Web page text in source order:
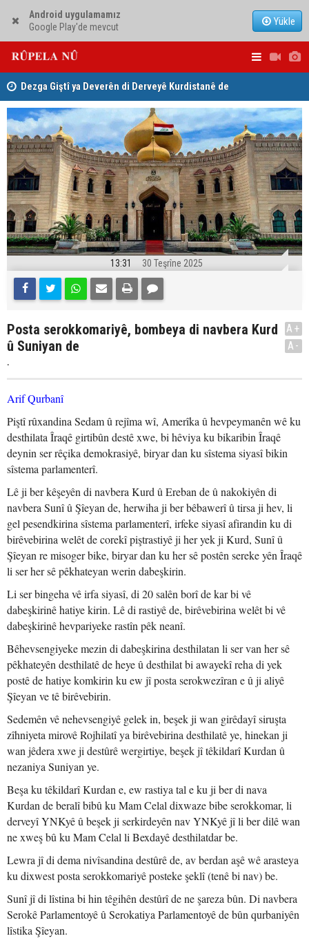
Android uygulamamız
Google Play'de mevcut
Yükle
Dezga Giştî ya Deverên di Derveyê Kurdistanê de
gotinên parêzgere Kerkûkê Muhammed Saman red kir
13:31 30 Teşrîne 2025
Posta serokkomariyê, bombeya di navbera Kurd
û Suniyan de
.
A+
A-
Arif Qurbanî
Piştî rûxandina Sedam û rejîma wî, Amerîka û hevpeymanên wê ku
desthilata Îraqê girtibûn destê xwe, bi hêviya ku bikaribin Îraqê
deynin ser rêçika demokrasiyê, biryar dan ku sîstema siyasî bikin
sîstema parlamenterî.
Lê ji ber kêşeyên di navbera Kurd û Ereban de û nakokiyên di
navbera Sunî û Şîeyan de, herwiha ji ber bêbawerî û tirsa ji hev, li
gel pesendkirina sîstema parlamenterî, irfeke siyasî afirandin ku di
birêvebirina welêt de corekî piştrastiyê ji her yek ji Kurd, Sunî û
Şîeyan re misoger bike, biryar dan ku her sê postên sereke yên Îraqê
li ser her sê pêkhateyan werin dabeşkirin.
Li ser bingeha vê irfa siyasî, di 20 salên borî de kar bi vê
dabeşkirinê hatiye kirin. Lê di rastiyê de, birêvebirina welêt bi vê
dabeşkirinê hevpariyeke rastîn pêk neanî.
Bêhevsengiyeke mezin di dabeşkirina desthilatan li ser van her sê
pêkhateyên desthilatê de heye û desthilat bi awayekî reha di yek
postê de hatiye komkirin ku ew jî posta serokwezîran e û ji aliyê
Şîeyan ve tê birêvebirin.
Sedemên vê nehevsengiyê gelek in, beşek ji wan girêdayî siruşta
zîhniyeta mirovê Rojhilatî ya birêvebirina desthilatê ye, hinekan ji
wan jêdera xwe ji destûrê wergirtiye, beşek jî têkildarî Kurdan û
nezaniya Suniyan ye.
Beşa ku têkildarî Kurdan e, ew rastiya tal e ku ji ber di nava
Kurdan de beralî bibû ku Mam Celal dixwaze bibe serokkomar, li
derveyî YNKyê û beşek ji serkirdeyên nav YNKyê jî li ber dilê wan
ne xweş bû ku Mam Celal li Bexdayê desthilatdar be.
Lewra jî di dema nivîsandina destûrê de, av berdan aşê wê arasteya
ku dixwest posta serokkomariyê posteke şeklî (tenê bi nav) be.
Sunî jî di lîstina bi hin têgihên destûrî de ne şareza bûn. Di navbera
Serokê Parlamentoyê û Serokatiya Parlamentoyê de bûn qurbaniyên
lîstika Şîeyan.